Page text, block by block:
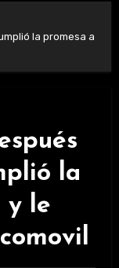
la promesa a
la
y le